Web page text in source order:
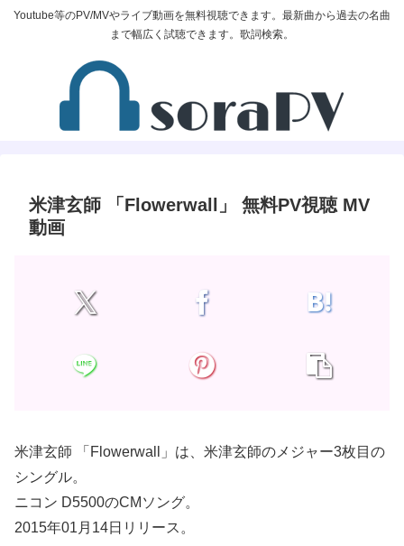
Youtube等のPV/MVやライブ動画を無料視聴できます。最新曲から過去の名曲
まで幅広く試聴できます。歌詞検索。
米津玄師 「Flowerwall」 無料PV視聴 MV
動画
米津玄師 「Flowerwall」は、米津玄師のメジャー3枚目の
シングル。
ニコン D5500のCMソング。
2015年01月14日リリース。